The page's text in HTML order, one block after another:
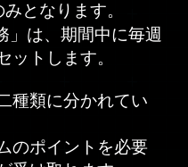
となります。
」は、期間中に毎週
ットします。
種類に分かれてい
のポイントを必要